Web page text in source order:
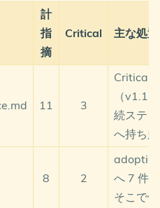
では
AI Gate 2（Month 24、
成時は AI ワークロード推
れています。
を参照してくださ
ドバック（新規 7 件 + 持
件は adoption_plan.md
）」と判定されまし
フェーズの要件を概
し、以下 3 点はキ
による<br/>最終レビュー]
<br/>OK?}
果物確定]
計
指
摘
Critical 主な処置
11 3
Critical
（v1.1
続ステ
へ持ち
8 2
へ 7 件
そこで